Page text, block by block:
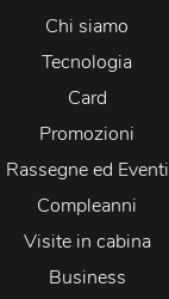
Chi siamo
Tecnologia
Card
Promozioni
Rassegne ed Eventi
Compleanni
Visite in cabina
Business